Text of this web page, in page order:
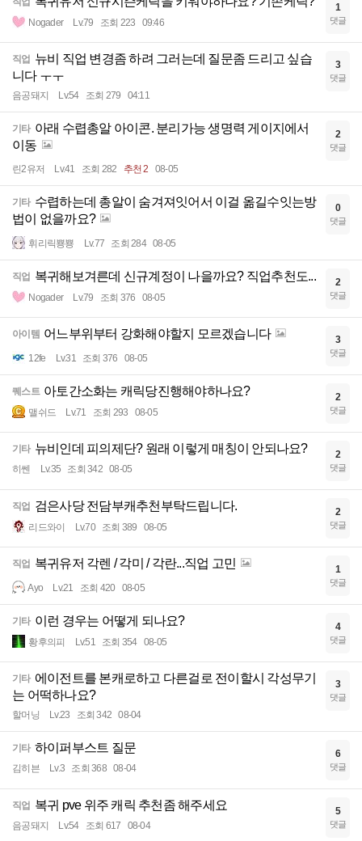
Nogader Lv.79 조회 223 09:46
1
댓글
직업
뉴비 직업 변경좀 하려 그러는데 질문좀 드리고 싶습
니다 ㅜㅜ
음공돼지 Lv.54 조회 279 04:11
3
댓글
기타 아래 수렵총알 아이콘. 분리가능 생명력 게이지에서
이동
린2유저 Lv.41 조회 282 추천 2 08-05
2
댓글
기타 수렵하는데 총알이 숨겨져잇어서 이걸 옮길수잇는방
법이 없을까요?
휘리릭뿅뿅 Lv.77 조회 284 08-05
0
댓글
직업 복귀해보겨른데 신규계정이 나을까요? 직업추천도...
Nogader Lv.79 조회 376 08-05
2
댓글
아이템 어느부위부터 강화해야할지 모르겠습니다
12fe Lv.31 조회 376 08-05
3
댓글
퀘스트 아토간소화는 캐릭당진행해야하나요?
맬쉬드 Lv.71 조회 293 08-05
2
댓글
기타 뉴비인데 피의제단? 원래 이렇게 매칭이 안되나요?
히쎈 Lv.35 조회 342 08-05
2
댓글
직업 검은사당 전담부캐추천부탁드립니다.
리드와이 Lv.70 조회 389 08-05
2
댓글
직업 복귀유저 각렌 / 각미 / 각란...직업 고민
Ayo Lv.21 조회 420 08-05
1
댓글
기타 이런 경우는 어떻게 되나요?
황후의피 Lv.51 조회 354 08-05
4
댓글
기타 에이전트를 본캐로하고 다른걸로 전이할시 각성무기
는 어떡하나요?
할머닝 Lv.23 조회 342 08-04
3
댓글
기타 하이퍼부스트 질문
김히븐 Lv.3 조회 368 08-04
6
댓글
직업 복귀 pve 위주 캐릭 추천좀 해주세요
음공돼지 Lv.54 조회 617 08-04
5
댓글